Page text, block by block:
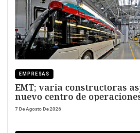
EMPRESAS
EMT; varia constructoras
nuevo centro de
7 De Agosto De 2026